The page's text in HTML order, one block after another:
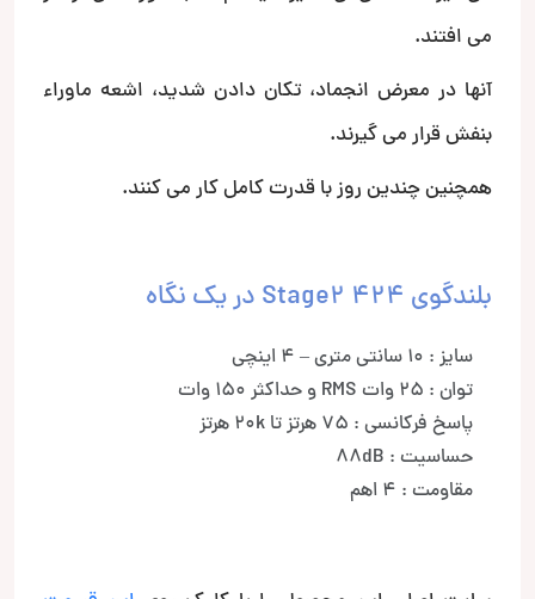
می افتند.
آنها در معرض انجماد، تکان دادن شدید، اشعه ماوراء
بنفش قرار می گیرند.
همچنین چندین روز با قدرت کامل کار می کنند.
بلندگوی Stage2 424 در یک نگاه
سایز : 10 سانتی متری – 4 اینچی
توان : 25 وات RMS و حداکثر 150 وات
پاسخ فرکانسی : 75 هرتز تا 20k هرتز
حساسیت : 88dB
مقاومت : 4 اهم